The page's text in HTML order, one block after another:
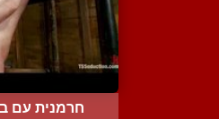
חרמנית עם